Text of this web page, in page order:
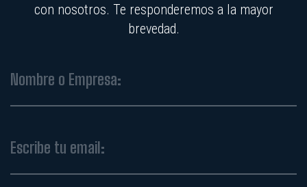
con nosotros. Te responderemos a la mayor
brevedad.
Nombre o Empresa:
Escribe tu email: